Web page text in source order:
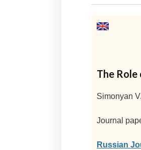
The
Simonyan
Journal
Russian